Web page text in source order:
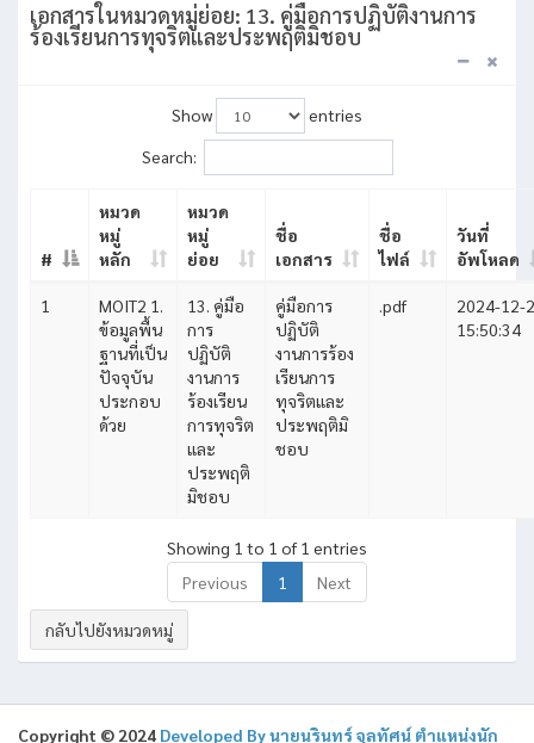
เอกสารในหมวดหมู่ย่อย: 13. คู่มือการปฏิบัติงานการ
ร้องเรียนการทุจริตและประพฤติมิชอบ
Show
entries
Search:
#
หมวด
หมู่
หลัก
หมวด
หมู่
ย่อย
ชื่อ
เอกสาร
ชื่อ
ไฟล์
วันที่
อัพโหลด
1
MOIT2 1.
ข้อมูลพื้น
ฐานที่เป็น
ปัจจุบัน
ประกอบ
ด้วย
13. คู่มือ
การ
ปฏิบัติ
งานการ
ร้องเรียน
การทุจริต
และ
ประพฤติ
มิชอบ
คู่มือการ
ปฏิบัติ
งานการร้อง
เรียนการ
ทุจริตและ
ประพฤติมิ
ชอบ
.pdf
2024-12-
15:50:34
Showing 1 to 1 of 1 entries
Previous
1 Next
กลับไปยังหมวดหมู่
Copyright © 2024 Developed By นายนรินทร์ จุลทัศน์ ตําแหน่งนัก